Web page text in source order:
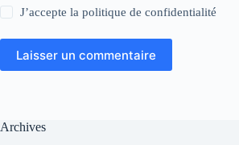
J’accepte lapolitique de confidentialité
Laisser un commentaire
Archives